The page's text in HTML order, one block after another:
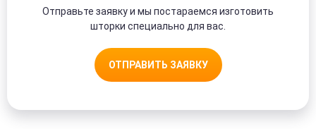
Отправьте заявку и мы постараемся изготовить
шторки специально для вас.
ОТПРАВИТЬ ЗАЯВКУ